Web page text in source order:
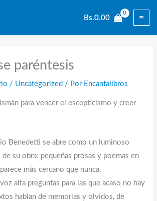
Bs.0.00
paréntesis
/ Uncategorized / Por Encantalibros
para vencer el escepticismo y creer
Benedetti se abre como un luminoso
su obra: pequeñas prosas y poemas en
más cercano que nunca,
alta preguntas para las que acaso no hay
hablan de memorias y olvidos, de